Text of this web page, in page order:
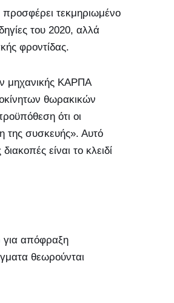
τεκμηριωμένο
του 2020, αλλά
φροντίδας.
μηχανικής ΚΑΡΠΑ
θωρακικών
ότι οι
της συσκευής». Αυτό
είναι το κλειδί
για απόφραξη
θεωρούνται